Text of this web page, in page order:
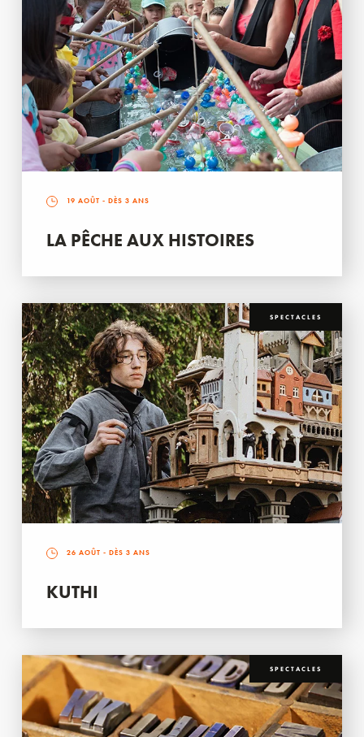
19 AOÛT - DÈS 3 ANS
LA PÊCHE AUX HISTOIRES
SPECTACLES
26 AOÛT - DÈS 3 ANS
KUTHI
SPECTACLES